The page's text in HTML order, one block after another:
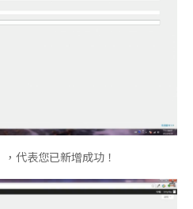
，代表您已新增成功！